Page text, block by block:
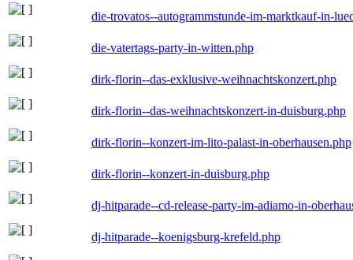
die-trovatos--autogrammstunde-im-marktkauf-in-
die-vatertags-party-in-witten.php
dirk-florin--das-exklusive-weihnachtskonzert.php
dirk-florin--das-weihnachtskonzert-in-duisburg.php
dirk-florin--konzert-im-lito-palast-in-oberhausen.php
dirk-florin--konzert-in-duisburg.php
dj-hitparade--cd-release-party-im-adiamo-in-
dj-hitparade--koenigsburg-krefeld.php